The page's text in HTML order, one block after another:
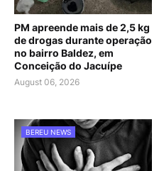
PM apreende mais de 2,5 kg
de drogas durante operação
no bairro Baldez, em
Conceição do Jacuípe
August 06, 2026
BEREU NEWS